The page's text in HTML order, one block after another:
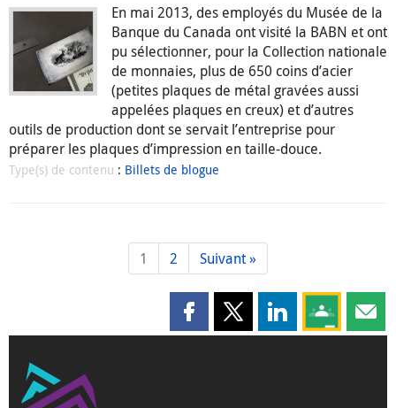
En mai 2013, des employés du Musée de la
Banque du Canada ont visité la BABN et ont
pu sélectionner, pour la Collection nationale
de monnaies, plus de 650 coins d’acier
(petites plaques de métal gravées aussi
appelées plaques en creux) et d’autres
outils de production dont se servait l’entreprise pour
préparer les plaques d’impression en taille-douce.
Type(s) de contenu : Billets de blogue
1 2 Suivant »
Partager cette page sur
Partager cette page sur X
Partager cette
Partagez